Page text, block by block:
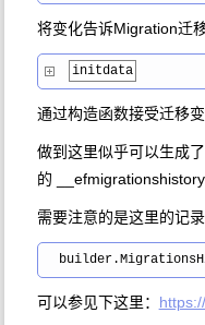
将变化告诉Migration迁
initdata
通过构造函数接受迁移
做到这里似乎可以生成
的
需要注意的是这里的记
可以参见下这里：